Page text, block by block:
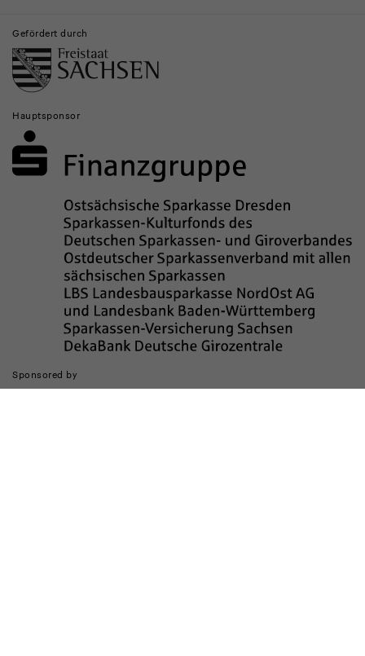
Gefördert durch
Hauptsponsor
Sponsored by